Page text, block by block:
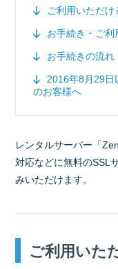
ご利用いただけ
お手続き・ご利
お手続きの流れ
2016年8月29日
のお客様へ
レンタルサーバー「
対応などに無料のSSL
みいただけます。
ご利用いた